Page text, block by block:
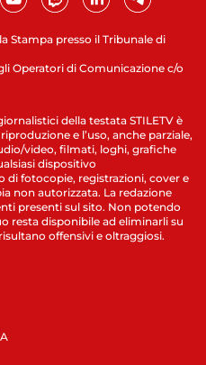
Stampa presso il Tribunale di
Operatori di Comunicazione c/o
della testata STILETV è
e l’uso, anche parziale,
video, filmati, loghi, grafiche
dispositivo
di fotocopie, registrazioni, cover e
non autorizzata. La redazione
presenti sul sito. Non potendo
resta disponibile ad eliminarli su
offensivi e oltraggiosi.